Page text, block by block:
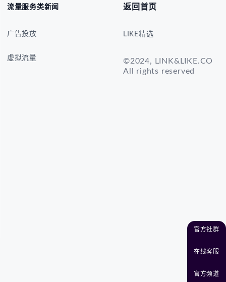
官方社群
在线客服
官方频道
流量服务类新闻
广告投放
虚拟流量
返回首页
LIKE精选
©2024, LINK&LIKE.CO
All rights reserved